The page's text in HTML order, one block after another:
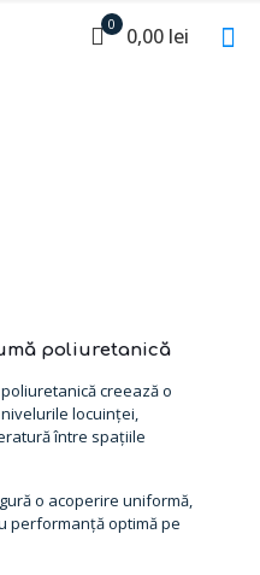
0 0,00 lei
poliuretanică
creează o
locuinței,
între spațiile
o acoperire uniformă,
performanță optimă pe